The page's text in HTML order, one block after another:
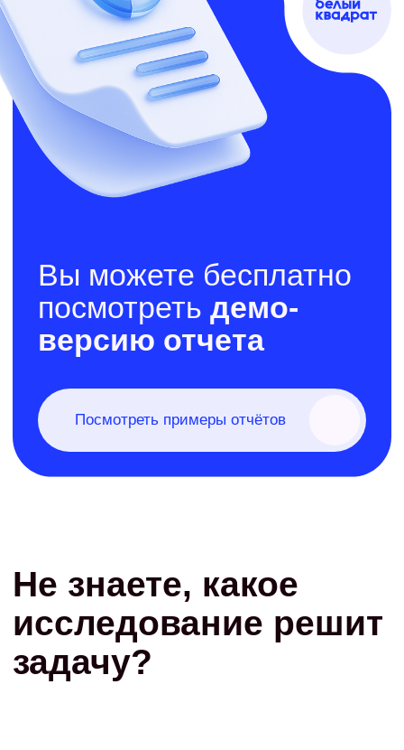
Составим стратегию решения
текущей проблемы
Выберем инструменты
под ваш бюджет
Оставить заявку